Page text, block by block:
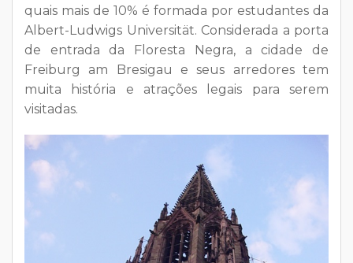
quais mais de 10% é formada por estudantes da
Albert-Ludwigs Universität. Considerada a porta
de entrada da Floresta Negra, a cidade de
Freiburg am Bresigau e seus arredores tem
muita história e atrações legais para serem
visitadas.